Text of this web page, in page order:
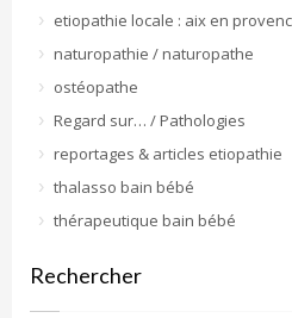
etiopathie locale : aix en
naturopathie / naturopathe
ostéopathe
Regard sur… / Pathologies
reportages & articles etiopathie
thalasso bain bébé
thérapeutique bain bébé
Rechercher